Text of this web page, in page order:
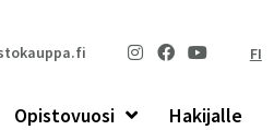
FI
Opistovuosi Hakijalle